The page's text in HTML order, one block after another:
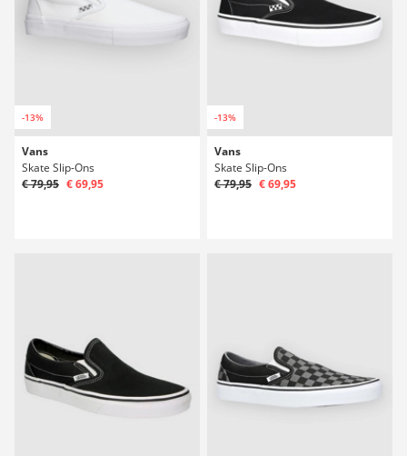
-13%
Vans
Skate Slip-Ons
€ 79,95 € 69,95
-13%
Vans
Skate Slip-Ons
€ 79,95 € 69,95